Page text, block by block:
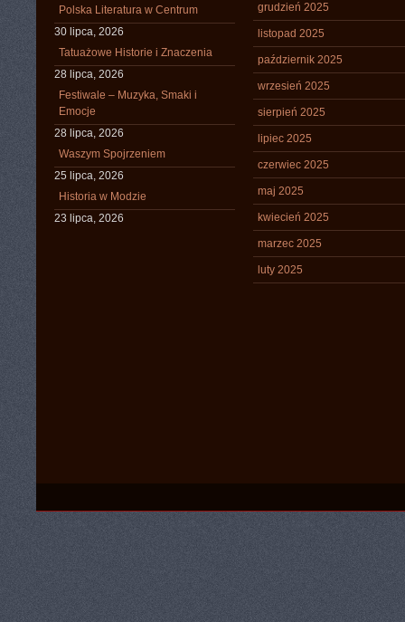
Polska Literatura w Centrum
30 lipca, 2026
Tatuażowe Historie i Znaczenia
28 lipca, 2026
Festiwale – Muzyka, Smaki i
Emocje
28 lipca, 2026
Waszym Spojrzeniem
25 lipca, 2026
Historia w Modzie
23 lipca, 2026
grudzień 2025
listopad 2025
październik 2025
wrzesień 2025
sierpień 2025
lipiec 2025
czerwiec 2025
maj 2025
kwiecień 2025
marzec 2025
luty 2025